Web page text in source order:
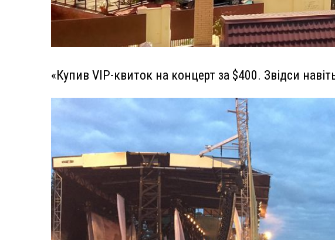
«Купив VIP-квиток на концерт за $400. Звідси